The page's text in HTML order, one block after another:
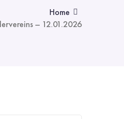
Home
– 12.01.2026